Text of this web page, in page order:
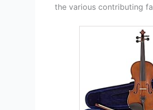
the various contributing